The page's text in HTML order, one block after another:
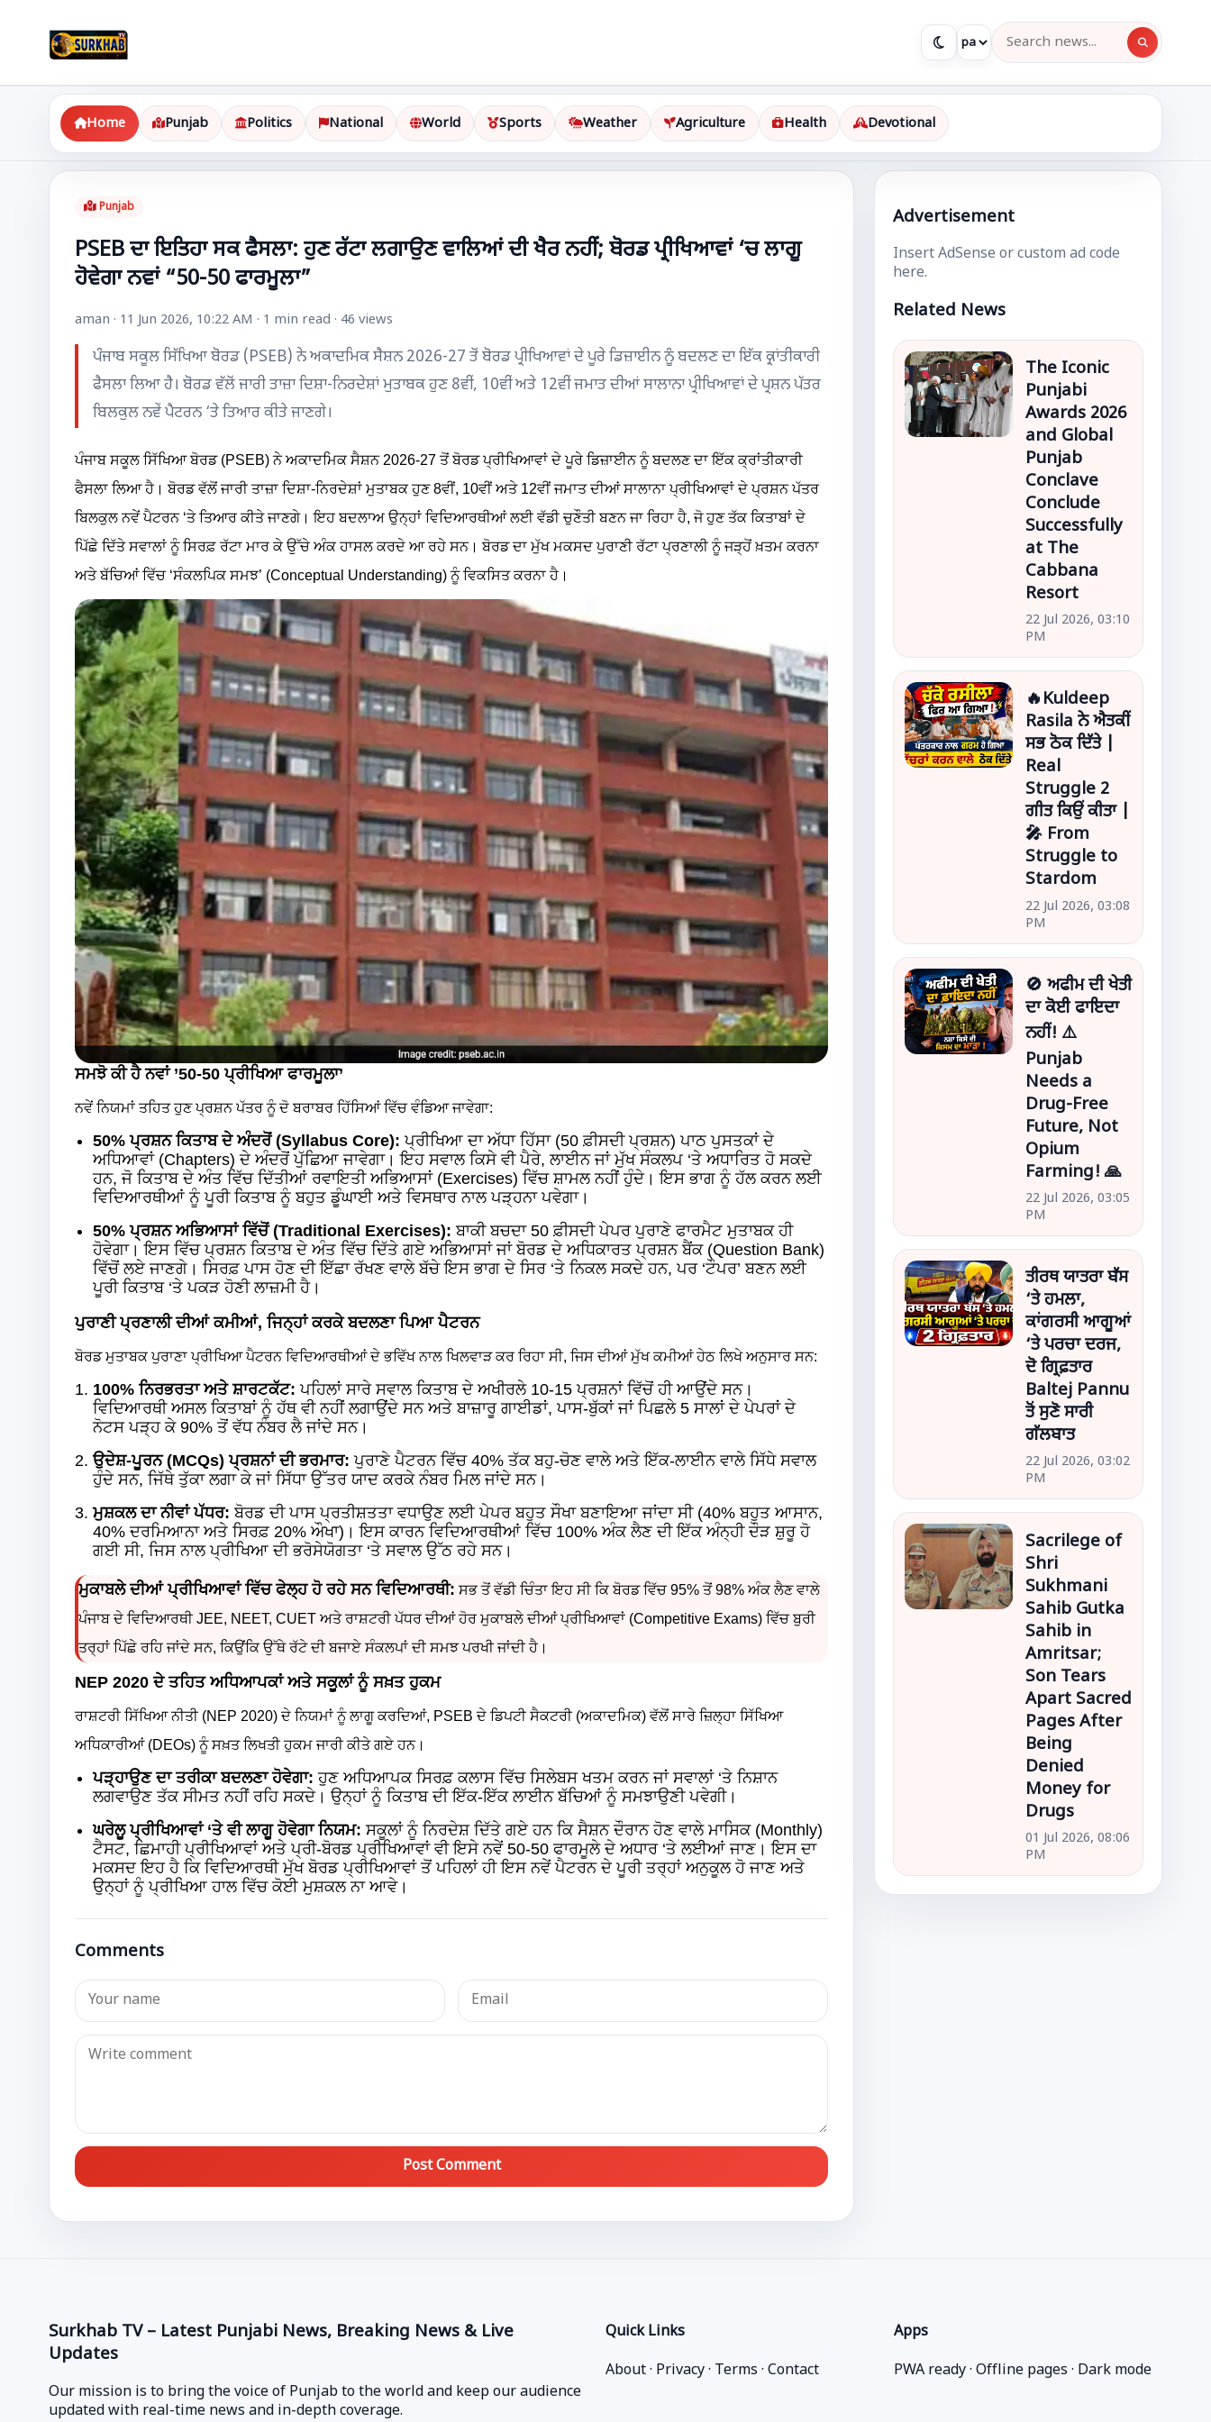
Home Punjab Politics National World Sports Weather Agriculture Health Devotional
Punjab
PSEB ਦਾ ਇਤਿਹਾ ਸਕ ਫੈਸਲਾ: ਹੁਣ ਰੱਟਾ ਲਗਾਉਣ ਵਾਲਿਆਂ ਦੀ ਖੈਰ ਨਹੀਂ; ਬੋਰਡ ਪ੍ਰੀਖਿਆਵਾਂ ‘ਚ ਲਾਗੂ
ਹੋਵੇਗਾ ਨਵਾਂ “50-50 ਫਾਰਮੂਲਾ”
aman · 11 Jun 2026, 10:22 AM · 1 min read · 46 views
ਪੰਜਾਬ ਸਕੂਲ ਸਿੱਖਿਆ ਬੋਰਡ (PSEB) ਨੇ ਅਕਾਦਮਿਕ ਸੈਸ਼ਨ 2026-27 ਤੋਂ ਬੋਰਡ ਪ੍ਰੀਖਿਆਵਾਂ ਦੇ ਪੂਰੇ ਡਿਜ਼ਾਈਨ ਨੂੰ ਬਦਲਣ ਦਾ ਇੱਕ ਕ੍ਰਾਂਤੀਕਾਰੀ
ਫੈਸਲਾ ਲਿਆ ਹੈ। ਬੋਰਡ ਵੱਲੋਂ ਜਾਰੀ ਤਾਜ਼ਾ ਦਿਸ਼ਾ-ਨਿਰਦੇਸ਼ਾਂ ਮੁਤਾਬਕ ਹੁਣ 8ਵੀਂ, 10ਵੀਂ ਅਤੇ 12ਵੀਂ ਜਮਾਤ ਦੀਆਂ ਸਾਲਾਨਾ ਪ੍ਰੀਖਿਆਵਾਂ ਦੇ ਪ੍ਰਸ਼ਨ ਪੱਤਰ
ਬਿਲਕੁਲ ਨਵੇਂ ਪੈਟਰਨ ‘ਤੇ ਤਿਆਰ ਕੀਤੇ ਜਾਣਗੇ।
ਪੰਜਾਬ ਸਕੂਲ ਸਿੱਖਿਆ ਬੋਰਡ (PSEB) ਨੇ ਅਕਾਦਮਿਕ ਸੈਸ਼ਨ 2026-27 ਤੋਂ ਬੋਰਡ ਪ੍ਰੀਖਿਆਵਾਂ ਦੇ ਪੂਰੇ ਡਿਜ਼ਾਈਨ ਨੂੰ ਬਦਲਣ ਦਾ ਇੱਕ ਕ੍ਰਾਂਤੀਕਾਰੀ
ਫੈਸਲਾ ਲਿਆ ਹੈ। ਬੋਰਡ ਵੱਲੋਂ ਜਾਰੀ ਤਾਜ਼ਾ ਦਿਸ਼ਾ-ਨਿਰਦੇਸ਼ਾਂ ਮੁਤਾਬਕ ਹੁਣ 8ਵੀਂ, 10ਵੀਂ ਅਤੇ 12ਵੀਂ ਜਮਾਤ ਦੀਆਂ ਸਾਲਾਨਾ ਪ੍ਰੀਖਿਆਵਾਂ ਦੇ ਪ੍ਰਸ਼ਨ ਪੱਤਰ
ਬਿਲਕੁਲ ਨਵੇਂ ਪੈਟਰਨ ‘ਤੇ ਤਿਆਰ ਕੀਤੇ ਜਾਣਗੇ। ਇਹ ਬਦਲਾਅ ਉਨ੍ਹਾਂ ਵਿਦਿਆਰਥੀਆਂ ਲਈ ਵੱਡੀ ਚੁਣੌਤੀ ਬਣਨ ਜਾ ਰਿਹਾ ਹੈ, ਜੋ ਹੁਣ ਤੱਕ ਕਿਤਾਬਾਂ ਦੇ
ਪਿੱਛੇ ਦਿੱਤੇ ਸਵਾਲਾਂ ਨੂੰ ਸਿਰਫ਼ ਰੱਟਾ ਮਾਰ ਕੇ ਉੱਚੇ ਅੰਕ ਹਾਸਲ ਕਰਦੇ ਆ ਰਹੇ ਸਨ। ਬੋਰਡ ਦਾ ਮੁੱਖ ਮਕਸਦ ਪੁਰਾਣੀ ਰੱਟਾ ਪ੍ਰਣਾਲੀ ਨੂੰ ਜੜ੍ਹੋਂ ਖ਼ਤਮ ਕਰਨਾ
ਅਤੇ ਬੱਚਿਆਂ ਵਿੱਚ ‘ਸੰਕਲਪਿਕ ਸਮਝ’ (Conceptual Understanding) ਨੂੰ ਵਿਕਸਿਤ ਕਰਨਾ ਹੈ।
ਸਮਝੋ ਕੀ ਹੈ ਨਵਾਂ ’50-50 ਪ੍ਰੀਖਿਆ ਫਾਰਮੂਲਾ’
ਨਵੇਂ ਨਿਯਮਾਂ ਤਹਿਤ ਹੁਣ ਪ੍ਰਸ਼ਨ ਪੱਤਰ ਨੂੰ ਦੋ ਬਰਾਬਰ ਹਿੱਸਿਆਂ ਵਿੱਚ ਵੰਡਿਆ ਜਾਵੇਗਾ:
50% ਪ੍ਰਸ਼ਨ ਕਿਤਾਬ ਦੇ ਅੰਦਰੋਂ (Syllabus Core): ਪ੍ਰੀਖਿਆ ਦਾ ਅੱਧਾ ਹਿੱਸਾ (50 ਫ਼ੀਸਦੀ ਪ੍ਰਸ਼ਨ) ਪਾਠ ਪੁਸਤਕਾਂ ਦੇ
ਅਧਿਆਵਾਂ (Chapters) ਦੇ ਅੰਦਰੋਂ ਪੁੱਛਿਆ ਜਾਵੇਗਾ। ਇਹ ਸਵਾਲ ਕਿਸੇ ਵੀ ਪੈਰੇ, ਲਾਈਨ ਜਾਂ ਮੁੱਖ ਸੰਕਲਪ ‘ਤੇ ਅਧਾਰਿਤ ਹੋ ਸਕਦੇ
ਹਨ, ਜੋ ਕਿਤਾਬ ਦੇ ਅੰਤ ਵਿੱਚ ਦਿੱਤੀਆਂ ਰਵਾਇਤੀ ਅਭਿਆਸਾਂ (Exercises) ਵਿੱਚ ਸ਼ਾਮਲ ਨਹੀਂ ਹੁੰਦੇ। ਇਸ ਭਾਗ ਨੂੰ ਹੱਲ ਕਰਨ ਲਈ
ਵਿਦਿਆਰਥੀਆਂ ਨੂੰ ਪੂਰੀ ਕਿਤਾਬ ਨੂੰ ਬਹੁਤ ਡੂੰਘਾਈ ਅਤੇ ਵਿਸਥਾਰ ਨਾਲ ਪੜ੍ਹਨਾ ਪਵੇਗਾ।
50% ਪ੍ਰਸ਼ਨ ਅਭਿਆਸਾਂ ਵਿੱਚੋਂ (Traditional Exercises): ਬਾਕੀ ਬਚਦਾ 50 ਫ਼ੀਸਦੀ ਪੇਪਰ ਪੁਰਾਣੇ ਫਾਰਮੈਟ ਮੁਤਾਬਕ ਹੀ
ਹੋਵੇਗਾ। ਇਸ ਵਿੱਚ ਪ੍ਰਸ਼ਨ ਕਿਤਾਬ ਦੇ ਅੰਤ ਵਿੱਚ ਦਿੱਤੇ ਗਏ ਅਭਿਆਸਾਂ ਜਾਂ ਬੋਰਡ ਦੇ ਅਧਿਕਾਰਤ ਪ੍ਰਸ਼ਨ ਬੈਂਕ (Question Bank)
ਵਿੱਚੋਂ ਲਏ ਜਾਣਗੇ। ਸਿਰਫ਼ ਪਾਸ ਹੋਣ ਦੀ ਇੱਛਾ ਰੱਖਣ ਵਾਲੇ ਬੱਚੇ ਇਸ ਭਾਗ ਦੇ ਸਿਰ ‘ਤੇ ਨਿਕਲ ਸਕਦੇ ਹਨ, ਪਰ ‘ਟੌਪਰ’ ਬਣਨ ਲਈ
ਪੂਰੀ ਕਿਤਾਬ ‘ਤੇ ਪਕੜ ਹੋਣੀ ਲਾਜ਼ਮੀ ਹੈ।
ਪੁਰਾਣੀ ਪ੍ਰਣਾਲੀ ਦੀਆਂ ਕਮੀਆਂ, ਜਿਨ੍ਹਾਂ ਕਰਕੇ ਬਦਲਣਾ ਪਿਆ ਪੈਟਰਨ
ਬੋਰਡ ਮੁਤਾਬਕ ਪੁਰਾਣਾ ਪ੍ਰੀਖਿਆ ਪੈਟਰਨ ਵਿਦਿਆਰਥੀਆਂ ਦੇ ਭਵਿੱਖ ਨਾਲ ਖਿਲਵਾੜ ਕਰ ਰਿਹਾ ਸੀ, ਜਿਸ ਦੀਆਂ ਮੁੱਖ ਕਮੀਆਂ ਹੇਠ ਲਿਖੇ ਅਨੁਸਾਰ ਸਨ:
100% ਨਿਰਭਰਤਾ ਅਤੇ ਸ਼ਾਰਟਕੱਟ: ਪਹਿਲਾਂ ਸਾਰੇ ਸਵਾਲ ਕਿਤਾਬ ਦੇ ਅਖੀਰਲੇ 10-15 ਪ੍ਰਸ਼ਨਾਂ ਵਿੱਚੋਂ ਹੀ ਆਉਂਦੇ ਸਨ।
ਵਿਦਿਆਰਥੀ ਅਸਲ ਕਿਤਾਬਾਂ ਨੂੰ ਹੱਥ ਵੀ ਨਹੀਂ ਲਗਾਉਂਦੇ ਸਨ ਅਤੇ ਬਾਜ਼ਾਰੂ ਗਾਈਡਾਂ, ਪਾਸ-ਬੁੱਕਾਂ ਜਾਂ ਪਿਛਲੇ 5 ਸਾਲਾਂ ਦੇ ਪੇਪਰਾਂ ਦੇ
ਨੋਟਸ ਪੜ੍ਹ ਕੇ 90% ਤੋਂ ਵੱਧ ਨੰਬਰ ਲੈ ਜਾਂਦੇ ਸਨ।
ਉਦੇਸ਼-ਪੂਰਨ (MCQs) ਪ੍ਰਸ਼ਨਾਂ ਦੀ ਭਰਮਾਰ: ਪੁਰਾਣੇ ਪੈਟਰਨ ਵਿੱਚ 40% ਤੱਕ ਬਹੁ-ਚੋਣ ਵਾਲੇ ਅਤੇ ਇੱਕ-ਲਾਈਨ ਵਾਲੇ ਸਿੱਧੇ ਸਵਾਲ
ਹੁੰਦੇ ਸਨ, ਜਿੱਥੇ ਤੁੱਕਾ ਲਗਾ ਕੇ ਜਾਂ ਸਿੱਧਾ ਉੱਤਰ ਯਾਦ ਕਰਕੇ ਨੰਬਰ ਮਿਲ ਜਾਂਦੇ ਸਨ।
ਮੁਸ਼ਕਲ ਦਾ ਨੀਵਾਂ ਪੱਧਰ: ਬੋਰਡ ਦੀ ਪਾਸ ਪ੍ਰਤੀਸ਼ਤਤਾ ਵਧਾਉਣ ਲਈ ਪੇਪਰ ਬਹੁਤ ਸੌਖਾ ਬਣਾਇਆ ਜਾਂਦਾ ਸੀ (40% ਬਹੁਤ ਆਸਾਨ,
40% ਦਰਮਿਆਨਾ ਅਤੇ ਸਿਰਫ਼ 20% ਔਖਾ)। ਇਸ ਕਾਰਨ ਵਿਦਿਆਰਥੀਆਂ ਵਿੱਚ 100% ਅੰਕ ਲੈਣ ਦੀ ਇੱਕ ਅੰਨ੍ਹੀ ਦੌੜ ਸ਼ੁਰੂ ਹੋ
ਗਈ ਸੀ, ਜਿਸ ਨਾਲ ਪ੍ਰੀਖਿਆ ਦੀ ਭਰੋਸੇਯੋਗਤਾ ‘ਤੇ ਸਵਾਲ ਉੱਠ ਰਹੇ ਸਨ।
ਮੁਕਾਬਲੇ ਦੀਆਂ ਪ੍ਰੀਖਿਆਵਾਂ ਵਿੱਚ ਫੇਲ੍ਹ ਹੋ ਰਹੇ ਸਨ ਵਿਦਿਆਰਥੀ: ਸਭ ਤੋਂ ਵੱਡੀ ਚਿੰਤਾ ਇਹ ਸੀ ਕਿ ਬੋਰਡ ਵਿੱਚ 95% ਤੋਂ 98% ਅੰਕ ਲੈਣ ਵਾਲੇ
ਪੰਜਾਬ ਦੇ ਵਿਦਿਆਰਥੀ JEE, NEET, CUET ਅਤੇ ਰਾਸ਼ਟਰੀ ਪੱਧਰ ਦੀਆਂ ਹੋਰ ਮੁਕਾਬਲੇ ਦੀਆਂ ਪ੍ਰੀਖਿਆਵਾਂ (Competitive Exams) ਵਿੱਚ ਬੁਰੀ
ਤਰ੍ਹਾਂ ਪਿੱਛੇ ਰਹਿ ਜਾਂਦੇ ਸਨ, ਕਿਉਂਕਿ ਉੱਥੇ ਰੱਟੇ ਦੀ ਬਜਾਏ ਸੰਕਲਪਾਂ ਦੀ ਸਮਝ ਪਰਖੀ ਜਾਂਦੀ ਹੈ।
NEP 2020 ਦੇ ਤਹਿਤ ਅਧਿਆਪਕਾਂ ਅਤੇ ਸਕੂਲਾਂ ਨੂੰ ਸਖ਼ਤ ਹੁਕਮ
ਰਾਸ਼ਟਰੀ ਸਿੱਖਿਆ ਨੀਤੀ (NEP 2020) ਦੇ ਨਿਯਮਾਂ ਨੂੰ ਲਾਗੂ ਕਰਦਿਆਂ, PSEB ਦੇ ਡਿਪਟੀ ਸੈਕਟਰੀ (ਅਕਾਦਮਿਕ) ਵੱਲੋਂ ਸਾਰੇ ਜ਼ਿਲ੍ਹਾ ਸਿੱਖਿਆ
ਅਧਿਕਾਰੀਆਂ (DEOs) ਨੂੰ ਸਖ਼ਤ ਲਿਖਤੀ ਹੁਕਮ ਜਾਰੀ ਕੀਤੇ ਗਏ ਹਨ।
ਪੜ੍ਹਾਉਣ ਦਾ ਤਰੀਕਾ ਬਦਲਣਾ ਹੋਵੇਗਾ: ਹੁਣ ਅਧਿਆਪਕ ਸਿਰਫ਼ ਕਲਾਸ ਵਿੱਚ ਸਿਲੇਬਸ ਖਤਮ ਕਰਨ ਜਾਂ ਸਵਾਲਾਂ ‘ਤੇ ਨਿਸ਼ਾਨ
ਲਗਵਾਉਣ ਤੱਕ ਸੀਮਤ ਨਹੀਂ ਰਹਿ ਸਕਦੇ। ਉਨ੍ਹਾਂ ਨੂੰ ਕਿਤਾਬ ਦੀ ਇੱਕ-ਇੱਕ ਲਾਈਨ ਬੱਚਿਆਂ ਨੂੰ ਸਮਝਾਉਣੀ ਪਵੇਗੀ।
ਘਰੇਲੂ ਪ੍ਰੀਖਿਆਵਾਂ ‘ਤੇ ਵੀ ਲਾਗੂ ਹੋਵੇਗਾ ਨਿਯਮ: ਸਕੂਲਾਂ ਨੂੰ ਨਿਰਦੇਸ਼ ਦਿੱਤੇ ਗਏ ਹਨ ਕਿ ਸੈਸ਼ਨ ਦੌਰਾਨ ਹੋਣ ਵਾਲੇ ਮਾਸਿਕ (Monthly)
ਟੈਸਟ, ਛਿਮਾਹੀ ਪ੍ਰੀਖਿਆਵਾਂ ਅਤੇ ਪ੍ਰੀ-ਬੋਰਡ ਪ੍ਰੀਖਿਆਵਾਂ ਵੀ ਇਸੇ ਨਵੇਂ 50-50 ਫਾਰਮੂਲੇ ਦੇ ਅਧਾਰ ‘ਤੇ ਲਈਆਂ ਜਾਣ। ਇਸ ਦਾ
ਮਕਸਦ ਇਹ ਹੈ ਕਿ ਵਿਦਿਆਰਥੀ ਮੁੱਖ ਬੋਰਡ ਪ੍ਰੀਖਿਆਵਾਂ ਤੋਂ ਪਹਿਲਾਂ ਹੀ ਇਸ ਨਵੇਂ ਪੈਟਰਨ ਦੇ ਪੂਰੀ ਤਰ੍ਹਾਂ ਅਨੁਕੂਲ ਹੋ ਜਾਣ ਅਤੇ
ਉਨ੍ਹਾਂ ਨੂੰ ਪ੍ਰੀਖਿਆ ਹਾਲ ਵਿੱਚ ਕੋਈ ਮੁਸ਼ਕਲ ਨਾ ਆਵੇ।
Comments
Post Comment
Advertisement
Insert AdSense or custom ad code
here.
Related News
The Iconic
Punjabi
Awards 2026
and Global
Punjab
Conclave
Conclude
Successfully
at The
Cabbana
Resort
22 Jul 2026, 03:10
PM
🔥Kuldeep
Rasila ਨੇ ਐਤਕੀਂ
ਸਭ ਠੋਕ ਦਿੱਤੇ |
Real
Struggle 2
ਗੀਤ ਕਿਉਂ ਕੀਤਾ |
🎤 From
Struggle to
Stardom
22 Jul 2026, 03:08
PM
🚫 ਅਫੀਮ ਦੀ ਖੇਤੀ
ਦਾ ਕੋਈ ਫਾਇਦਾ
ਨਹੀਂ! ⚠️
Punjab
Needs a
Drug-Free
Future, Not
Opium
Farming! 🙏
22 Jul 2026, 03:05
PM
ਤੀਰਥ ਯਾਤਰਾ ਬੱਸ
‘ਤੇ ਹਮਲਾ,
ਕਾਂਗਰਸੀ ਆਗੂਆਂ
‘ਤੇ ਪਰਚਾ ਦਰਜ,
ਦੋ ਗ੍ਰਿਫ਼ਤਾਰ
Baltej Pannu
ਤੋਂ ਸੁਣੋ ਸਾਰੀ
ਗੱਲਬਾਤ
22 Jul 2026, 03:02
PM
Sacrilege of
Shri
Sukhmani
Sahib Gutka
Sahib in
Amritsar;
Son Tears
Apart Sacred
Pages After
Being
Denied
Money for
Drugs
01 Jul 2026, 08:06
PM
Surkhab TV – Latest Punjabi News, Breaking News & Live
Updates
Our mission is to bring the voice of Punjab to the world and keep our audience
updated with real-time news and in-depth coverage.
Quick Links
About· Privacy· Terms · Contact
Apps
PWA ready · Offline pages · Dark mode